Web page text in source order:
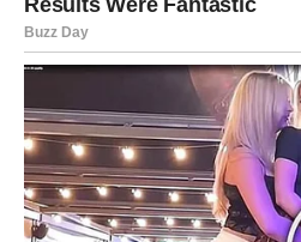
anđeo ti poručuje da je to za
U ljubavi, nova osoba može
odnose.
U poslu, dolazi kreativni
Anđeo te podseća da ponekad
novo došlo.